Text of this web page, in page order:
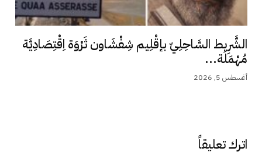
الشَّرِيط السَّاحِلِيّ بإقْلِيم شِفْشَاون ثَرْوَة اِقْتِصَادِيَّة
مُهْمَلَة...
أغسطس 5, 2026
اترك تعليقاً